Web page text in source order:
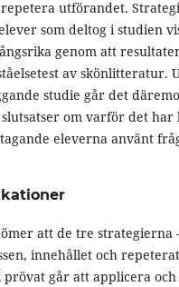
utförandet.
som deltog i studien
genom att
av skönlitteratur.
studie går det
om varför det har
eleverna använt
att de tre strategierna
innehållet och
prövat går att applicera